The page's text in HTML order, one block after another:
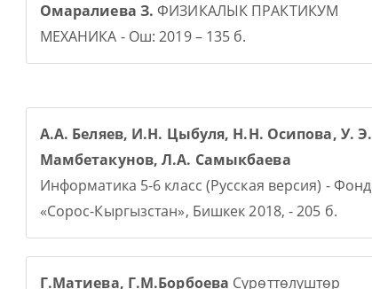
Омаралиева З. ФИЗИКАЛЫК ПРАКТИКУМ
МЕХАНИКА - Ош: 2019 – 135 б.
А.А. Беляев, И.Н. Цыбуля, Н.Н. Осипова, У. Э.
Мамбетакунов, Л.А. Самыкбаева
Информатика 5-6 класс (Русская версия) - Фонд
«Сорос-Кыргызстан», Бишкек 2018, - 205 б.
Г.Матиева, Г.М.Борбоева Сүрөттөлүштөр